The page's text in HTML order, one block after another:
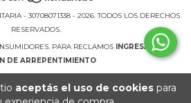
aceptás el uso de cookiespara
- 30708071338 - 2026. TODOS LOS DERECHOS
RESERVADOS.
PARA RECLAMOS
INGRESÁ ACÁ.
DE ARREPENTIMIENTO